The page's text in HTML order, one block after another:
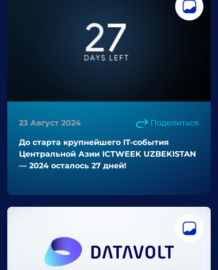
23 Август 2024 Поделиться
До старта крупнейшего IT-события
Центральной Азии ICTWEEK UZBEKISTAN
— 2024 осталось 27 дней!